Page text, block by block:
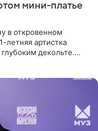
мини-платье
в откровенном
летняя артистка
декольте.